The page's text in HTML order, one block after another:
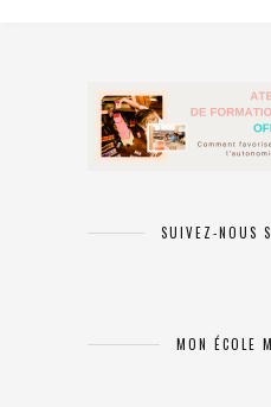
SUIVEZ-NOUS
MON ÉCOLE